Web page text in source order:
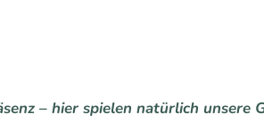
– hier spielen natürlich unsere